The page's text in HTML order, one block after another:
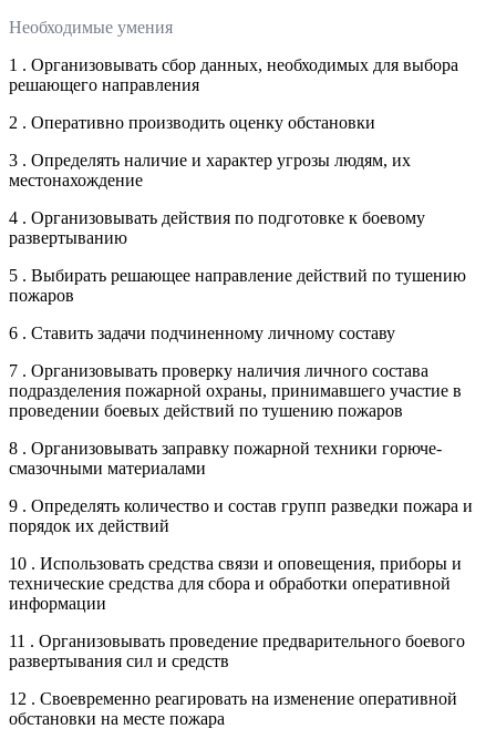
Необходимые умения
1 . Организовывать сбор данных, необходимых для выбора
решающего направления
2 . Оперативно производить оценку обстановки
3 . Определять наличие и характер угрозы людям, их
местонахождение
4 . Организовывать действия по подготовке к боевому
развертыванию
5 . Выбирать решающее направление действий по тушению
пожаров
6 . Ставить задачи подчиненному личному составу
7 . Организовывать проверку наличия личного состава
подразделения пожарной охраны, принимавшего участие в
проведении боевых действий по тушению пожаров
8 . Организовывать заправку пожарной техники горюче-
смазочными материалами
9 . Определять количество и состав групп разведки пожара и
порядок их действий
10 . Использовать средства связи и оповещения, приборы и
технические средства для сбора и обработки оперативной
информации
11 . Организовывать проведение предварительного боевого
развертывания сил и средств
12 . Своевременно реагировать на изменение оперативной
обстановки на месте пожара